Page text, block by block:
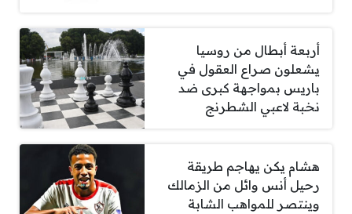
أربعة أبطال من روسيا
يشعلون صراع العقول في
باريس بمواجهة كبرى ضد
نخبة لاعبي الشطرنج
هشام يكن يهاجم طريقة
رحيل أنس وائل من الزمالك
وينتصر للمواهب الشابة